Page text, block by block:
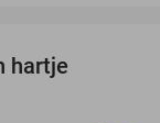
hartje